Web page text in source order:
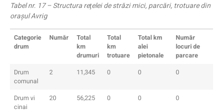
Tabel nr. 17 – Structura reţelei de străzi mici, parcări, trotuare din
oraşul Avrig
Categorie
drum
Număr
Total
km
drumuri
Total
km
trotuare
Total km
alei
pietonale
Număr
locuri de
parcare
Drum
comunal
2 11,345 0 0 0
Drum vi
cinai
20 56,225 0 0 0